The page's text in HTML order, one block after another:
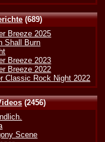
(689)
Breeze 2025
Shall Burn
Breeze 2023
Breeze 2022
Classic Rock Night 2022
(2456)
Scene